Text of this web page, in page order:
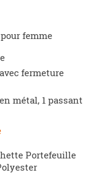
femme
fermeture
métal, 1 passant
Portefeuille